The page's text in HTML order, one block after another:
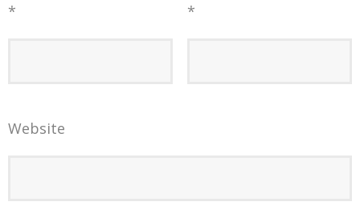
*
*
Website